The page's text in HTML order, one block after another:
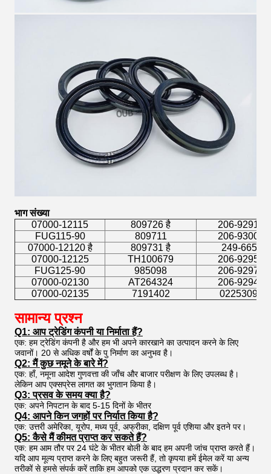
भाग संख्या
07000-12115
809726 है
206-9291 है
FUG115-90
809711
206-9300 है
07000-12120 है
809731 है
249-6658
07000-12125
TH100679
206-9295 है
FUG125-90
985098
206-9297 है
07000-02130
AT264324
206-9294 है
07000-02135
7191402 0225309 है
सामान्य प्रश्न
Q1: आप ट्रेडिंग कंपनी या निर्माता हैं?
एक: हम ट्रेडिंग कंपनी है और हम भी अपने कारखाने का उत्पादन करने के लिए
जवानों। 20 से अधिक वर्षों के पु निर्माण का अनुभव है।
Q2: मैं कुछ नमूने के बारे में?
एक: हाँ, नमूना आदेश गुणवत्ता की जाँच और बाजार परीक्षण के लिए उपलब्ध है।
लेकिन आप एक्सप्रेस लागत का भुगतान किया है।
Q3: प्रसव के समय क्या है?
एक: अपने निपटान के बाद 5-15 दिनों के भीतर
Q4: आपने किन जगहों पर निर्यात किया है?
एक: उत्तरी अमेरिका, यूरोप, मध्य पूर्व, अफ्रीका, दक्षिण पूर्व एशिया और इतने पर।
Q5: कैसे मैं कीमत प्राप्त कर सकते हैं?
एक: हम आम तौर पर 24 घंटे के भीतर बोली के बाद हम अपनी जांच प्राप्त करते हैं।
यदि आप मूल्य प्राप्त करने के लिए बहुत जरूरी हैं, तो कृपया हमें ईमेल करें या अन्य
तरीकों से हमसे संपर्क करें ताकि हम आपको एक उद्धरण प्रदान कर सकें।